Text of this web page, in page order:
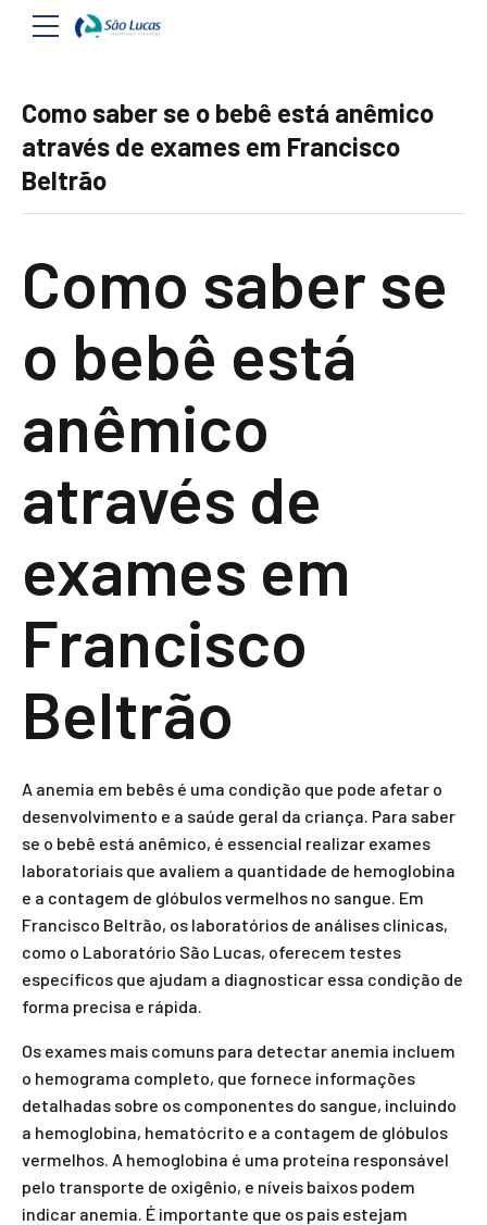
Como saber se o bebê está anêmico
através de exames em Francisco
Beltrão
Como saber se
o bebê está
anêmico
através de
exames em
Francisco
Beltrão
A anemia em bebês é uma condição que pode afetar o
desenvolvimento e a saúde geral da criança. Para saber
se o bebê está anêmico, é essencial realizar exames
laboratoriais que avaliem a quantidade de hemoglobina
e a contagem de glóbulos vermelhos no sangue. Em
Francisco Beltrão, os laboratórios de análises clínicas,
como o Laboratório São Lucas, oferecem testes
específicos que ajudam a diagnosticar essa condição de
forma precisa e rápida.
Os exames mais comuns para detectar anemia incluem
o hemograma completo, que fornece informações
detalhadas sobre os componentes do sangue, incluindo
a hemoglobina, hematócrito e a contagem de glóbulos
vermelhos. A hemoglobina é uma proteína responsável
pelo transporte de oxigênio, e níveis baixos podem
indicar anemia. É importante que os pais estejam